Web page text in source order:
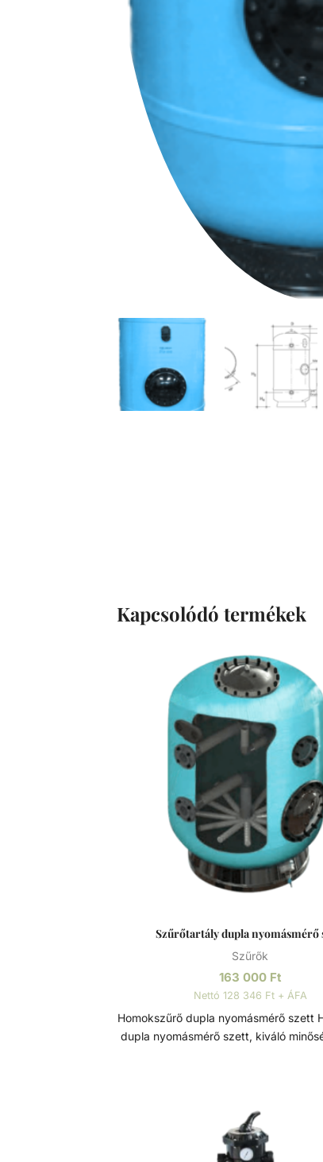
Kapcsolódó termékek
Szűrőtartály dupla nyomásmérő
Szűrők
163 000 Ft
Nettó 128 346 Ft + ÁFA
Homokszűrő dupla nyomásmérő szett Homokszűrő
dupla nyomásmérő szett, kiváló
álló vízben, melyet süt a nap,
elszaporodhatnak az algák és
szennyeződések, melyek nem csak